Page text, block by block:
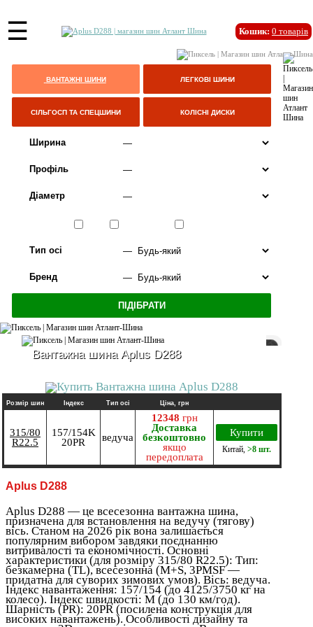
☰ Кошик: 0 товарів
ВАНТАЖНІ ШИНИ ЛЕГКОВІ ШИНИ
СІЛЬГОСП ТА СПЕЦШИНИ КОЛІСНІ ДИСКИ
Ширина
Профіль
Діаметр
Тип осі
Бренд
Вантажна шина Aplus D288
Aplus D288
Aplus D288 — це всесезонна вантажна шина,
призначена для встановлення на ведучу (тягову)
вісь. Станом на 2026 рік вона залишається
популярним вибором завдяки поєднанню
витривалості та економічності. Основні
характеристики (для розміру 315/80 R22.5): Тип:
безкамерна (TL), всесезонна (M+S, 3PMSF —
придатна для суворих зимових умов). Вісь: ведуча.
Індекс навантаження: 157/154 (до 4125/3750 кг на
колесо). Індекс швидкості: M (до 130 км/год).
Шарність (PR): 20PR (посилена конструкція для
високих навантажень). Особливості дизайну та
Розмір шин Індекс Тип осі Ціна, грн
315/80
R22.5
157/154K
20PR
ведуча
12348 грн
Доставка
безкоштовно
якщо
передоплата
Купити
Китай >8 шт.